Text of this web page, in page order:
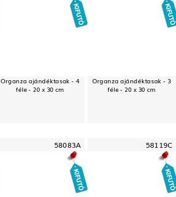
Organza ajándéktasak - 4
féle - 20 x 30 cm
Organza ajándéktasak - 3
féle - 20 x 30 cm
58083A 58119C